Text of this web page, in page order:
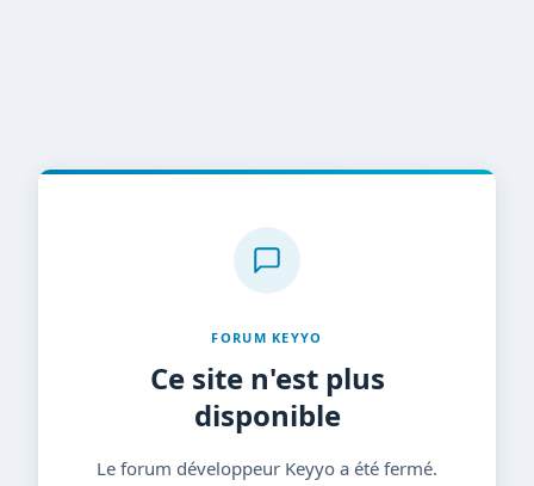
FORUM KEYYO
Ce site n'est plus
disponible
Le forum développeur Keyyo a été fermé.